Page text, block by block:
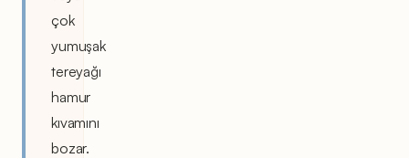
çok
yumuşak
tereyağı
hamur
kıvamını
bozar.